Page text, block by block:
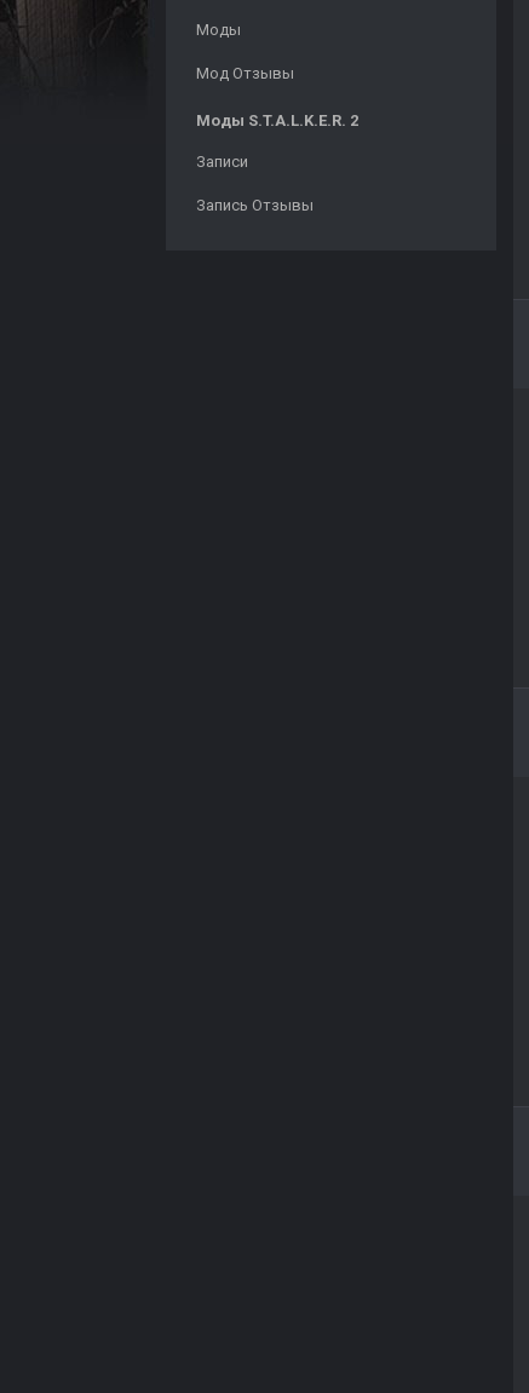
Моды
Мод Отзывы
Моды S.T.A.L.K.E.R. 2
Записи
Запись Отзывы